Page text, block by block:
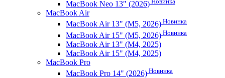
MacBook Neo 13" (2026)
MacBook Air
MacBook Air 13" (M5, 2026) Новинка
MacBook Air 15" (M5, 2026) Новинка
MacBook Air 13" (M4, 2025)
MacBook Air 15" (M4, 2025)
MacBook Pro
MacBook Pro 14" (2026) Новинка